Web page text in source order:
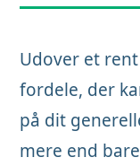
Udover et
fordele, der
på dit
mere end